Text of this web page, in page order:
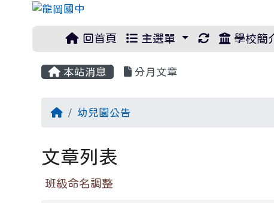
回首頁 主選單 重新取得佈
學校簡
本站消息 分月文章
回首頁幼兒園公告
文章列表
班級命名調整